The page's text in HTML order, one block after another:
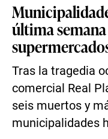
última semana
Tras la tragedia
comercial Real
seis muertos y
municipalidades